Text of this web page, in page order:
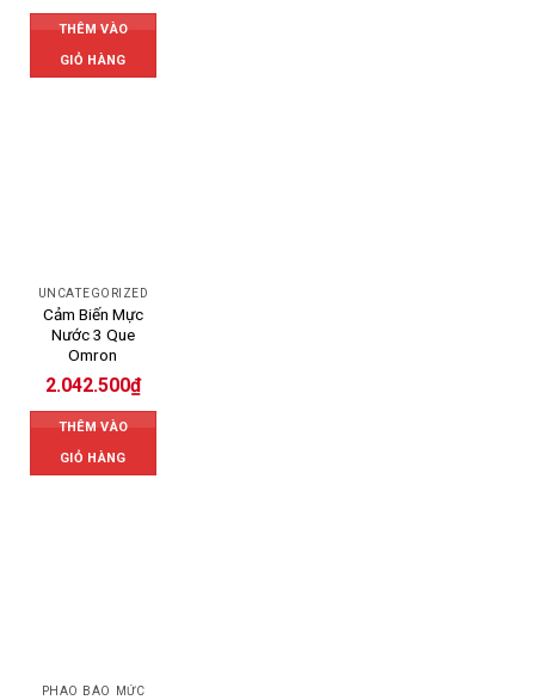
THÊM VÀO
GIỎ HÀNG
UNCATEGORIZED
Cảm Biến Mực
Nước 3 Que
Omron
2.042.500₫
THÊM VÀO
GIỎ HÀNG
PHAO BÁO MỨC